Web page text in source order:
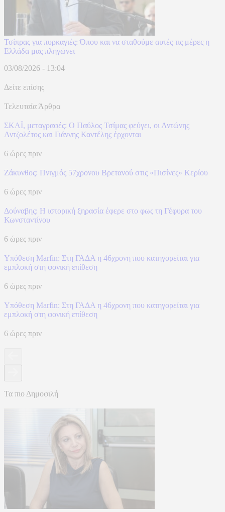
Τσίπρας για πυρκαγιές: Όπου και να σταθούμε αυτές τις μέρες η
Ελλάδα μας πληγώνει
03/08/2026 - 13:04
Δείτε επίσης
Τελευταία Άρθρα
ΣΚΑΪ, μεταγραφές: Ο Παύλος Τσίμας φεύγει, οι Αντώνης
Αντζολέτος και Γιάννης Καντέλης έρχονται
6 ώρες πριν
Ζάκυνθος: Πνιγμός 57χρονου Βρετανού στις «Πισίνες» Κερίου
6 ώρες πριν
Δούναβης: Η ιστορική ξηρασία έφερε στο φως τη Γέφυρα του
Κωνσταντίνου
6 ώρες πριν
Υπόθεση Marfin: Στη ΓΑΔΑ η 46χρονη που κατηγορείται για
εμπλοκή στη φονική επίθεση
6 ώρες πριν
Υπόθεση Marfin: Στη ΓΑΔΑ η 46χρονη που κατηγορείται για
εμπλοκή στη φονική επίθεση
6 ώρες πριν
Τα πιο Δημοφιλή